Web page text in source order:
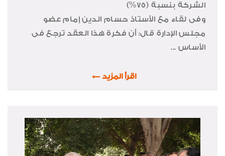
الشركة بنسبة (75%)
وفى لقاء مع الأستاذ حسام الدين إمام عضو
مجلس الإدارة قال: أن فكرة هذا العقد ترجع فى
الأساس ...
اقرأ المزيد